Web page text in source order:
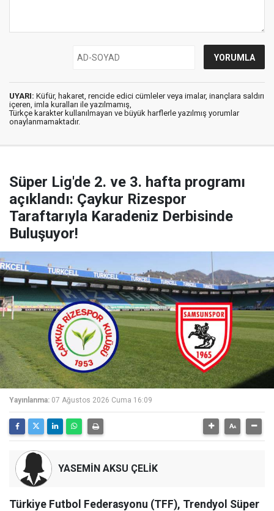
UYARI: Küfür, hakaret, rencide edici cümleler veya imalar, inançlara saldırı
içeren, imla kuralları ile yazılmamış,
Türkçe karakter kullanılmayan ve büyük harflerle yazılmış yorumlar
onaylanmamaktadır.
Süper Lig'de 2. ve 3. hafta programı
açıklandı: Çaykur Rizespor
Taraftarıyla Karadeniz Derbisinde
Buluşuyor!
Yayınlanma: 07 Ağustos 2026 Cuma 16:09
YASEMİN AKSU ÇELİK
Türkiye Futbol Federasyonu (TFF), Trendyol Süper